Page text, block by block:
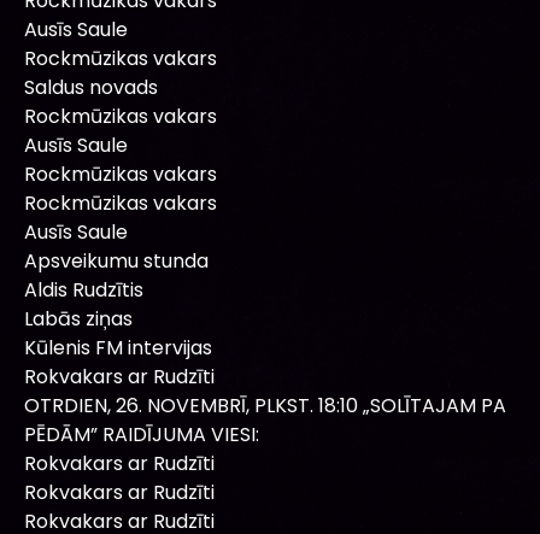
Ausīs Saule
Rockmūzikas vakars
Saldus novads
Rockmūzikas vakars
Ausīs Saule
Rockmūzikas vakars
Rockmūzikas vakars
Ausīs Saule
Apsveikumu stunda
Aldis Rudzītis
Labās ziņas
Kūlenis FM intervijas
Rokvakars ar Rudzīti
OTRDIEN, 26. NOVEMBRĪ, PLKST. 18:10 „SOLĪTAJAM PA
PĒDĀM” RAIDĪJUMA VIESI:
Rokvakars ar Rudzīti
Rokvakars ar Rudzīti
Rokvakars ar Rudzīti